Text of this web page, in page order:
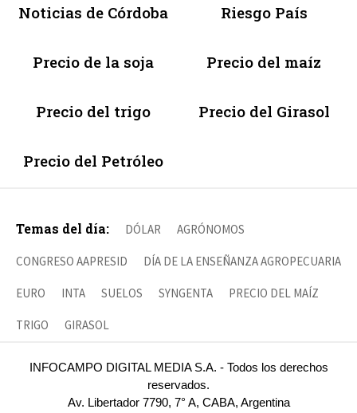
Noticias de Córdoba Riesgo País
Precio de la soja Precio del maíz
Precio del trigo Precio del Girasol
Precio del Petróleo
Temas del día: DÓLAR AGRÓNOMOS
CONGRESO AAPRESID DÍA DE LA ENSEÑANZA AGROPECUARIA
EURO INTA SUELOS SYNGENTA PRECIO DEL MAÍZ
TRIGO GIRASOL
INFOCAMPO DIGITAL MEDIA S.A. - Todos los derechos
reservados.
Av. Libertador 7790, 7° A, CABA, Argentina